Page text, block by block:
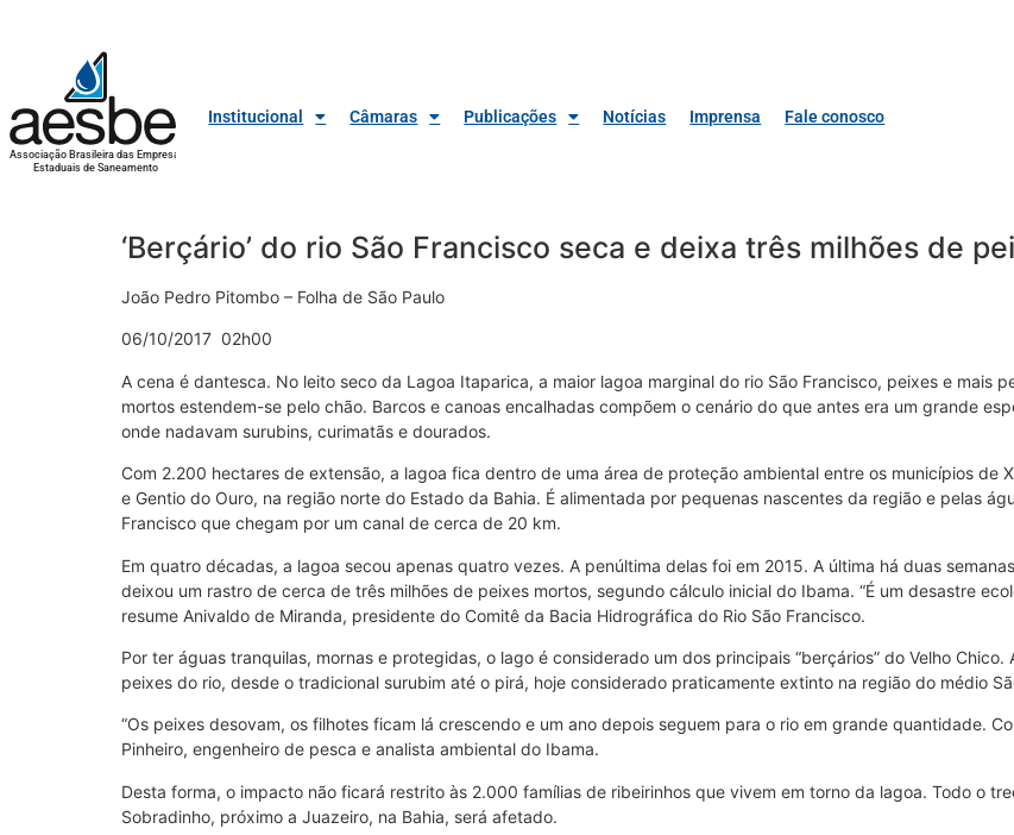
Associação Brasileira das Empresas
Estaduais de Saneamento
Institucional Câmaras Publicações Notícias Imprensa Fale conosco
‘Berçário’ do rio São Francisco seca e deixa três milhões de
João Pedro Pitombo – Folha de São Paulo
06/10/2017 02h00
A cena é dantesca. No leito seco da Lagoa Itaparica, a maior lagoa marginal do rio São Francisco, peixes e mais
mortos estendem-se pelo chão. Barcos e canoas encalhadas compõem o cenário do que antes era um grande
onde nadavam surubins, curimatãs e dourados.
Com 2.200 hectares de extensão, a lagoa fica dentro de uma área de proteção ambiental entre os municípios de
e Gentio do Ouro, na região norte do Estado da Bahia. É alimentada por pequenas nascentes da região e pelas
Francisco que chegam por um canal de cerca de 20 km.
Em quatro décadas, a lagoa secou apenas quatro vezes. A penúltima delas foi em 2015. A última há duas
deixou um rastro de cerca de três milhões de peixes mortos, segundo cálculo inicial do Ibama. “É um desastre
resume Anivaldo de Miranda, presidente do Comitê da Bacia Hidrográfica do Rio São Francisco.
Por ter águas tranquilas, mornas e protegidas, o lago é considerado um dos principais “berçários” do Velho
peixes do rio, desde o tradicional surubim até o pirá, hoje considerado praticamente extinto na região do médio
“Os peixes desovam, os filhotes ficam lá crescendo e um ano depois seguem para o rio em grande quantidade.
Pinheiro, engenheiro de pesca e analista ambiental do Ibama.
Desta forma, o impacto não ficará restrito às 2.000 famílias de ribeirinhos que vivem em torno da lagoa. Todo o
Sobradinho, próximo a Juazeiro, na Bahia, será afetado.